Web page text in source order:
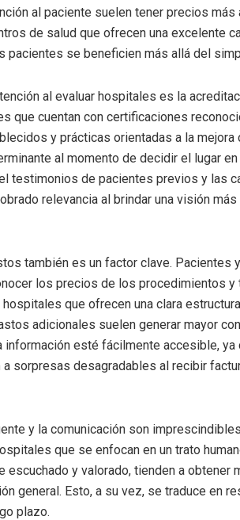
al paciente suelen tener precios más
de salud que ofrecen una excelente
pacientes se beneficien más allá del
al evaluar hospitales es la
que cuentan con certificaciones
y prácticas orientadas a la mejora
al momento de decidir el lugar
testimonios de pacientes previos y las
relevancia al brindar una visión
también es un factor clave. Pacientes
los precios de los procedimientos y
que ofrecen una clara
adicionales suelen generar mayor
esté fácilmente accesible, ya
sorpresas desagradables al recibir
y la comunicación son
que se enfocan en un trato
escuchado y valorado, tienden a obtener
general. Esto, a su vez, se traduce en
plazo.